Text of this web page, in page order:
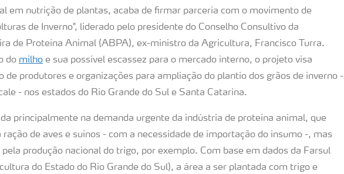
em nutrição de plantas, acaba de firmar parceria com o movimento de
de Inverno", liderado pelo presidente do Conselho Consultivo da
de Proteína Animal (ABPA), ex-ministro da Agricultura, Francisco Turra.
do milho e sua possível escassez para o mercado interno, o projeto visa
de produtores e organizações para ampliação do plantio dos grãos de inverno -
- nos estados do Rio Grande do Sul e Santa Catarina.
principalmente na demanda urgente da indústria de proteína animal, que
ração de aves e suínos - com a necessidade de importação do insumo -, mas
produção nacional do trigo, por exemplo. Com base em dados da Farsul
do Estado do Rio Grande do Sul), a área a ser plantada com trigo e